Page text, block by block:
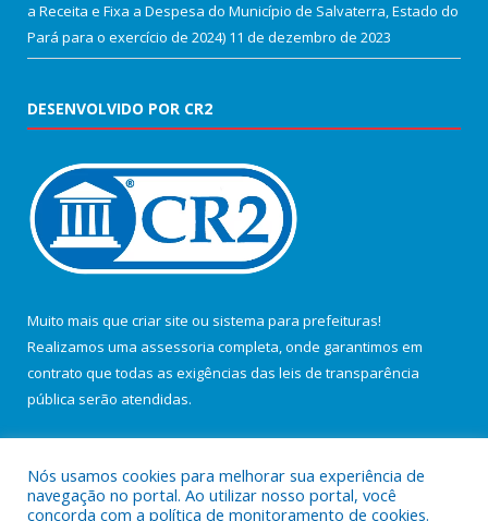
a Receita e Fixa a Despesa do Município de Salvaterra, Estado do
Pará para o exercício de 2024) 11 de dezembro de 2023
DESENVOLVIDO POR CR2
Muito mais que criar site ou sistema para prefeituras!
Realizamos uma assessoria completa, onde garantimos em
contrato que todas as exigências das leis de transparência
pública serão atendidas.
Nós usamos cookies para melhorar sua experiência de
navegação no portal. Ao utilizar nosso portal, você
concorda com a política de monitoramento de cookies.